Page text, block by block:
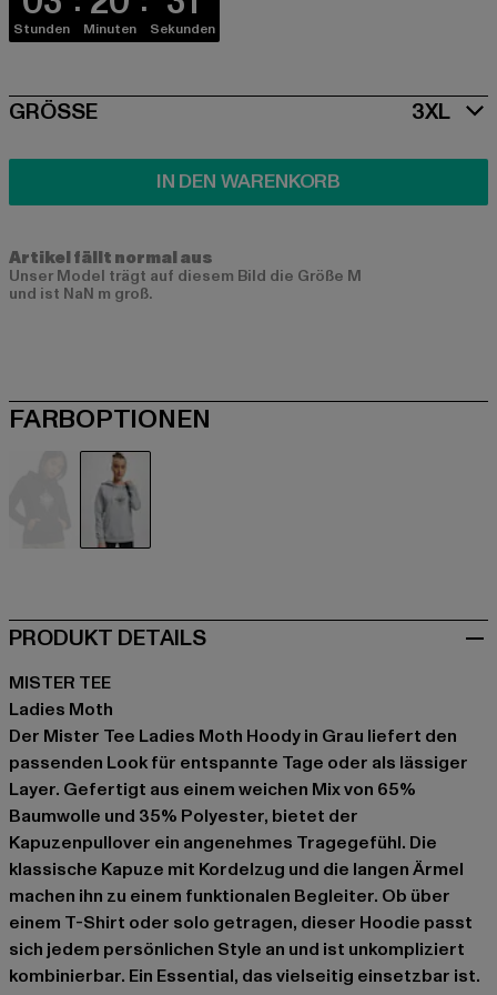
Stunden Minuten Sekunden
SIZE
GRÖSSE 3XL
IN DEN WARENKORB
Artikel fällt normal aus
Unser Model trägt auf diesem Bild die Größe M
und ist NaN m groß.
FARBOPTIONEN
PRODUKT DETAILS
MISTER TEE
Ladies Moth
Der Mister Tee Ladies Moth Hoody in Grau liefert den
passenden Look für entspannte Tage oder als lässiger
Layer. Gefertigt aus einem weichen Mix von 65%
Baumwolle und 35% Polyester, bietet der
Kapuzenpullover ein angenehmes Tragegefühl. Die
klassische Kapuze mit Kordelzug und die langen Ärmel
machen ihn zu einem funktionalen Begleiter. Ob über
einem T-Shirt oder solo getragen, dieser Hoodie passt
sich jedem persönlichen Style an und ist unkompliziert
kombinierbar. Ein Essential, das vielseitig einsetzbar ist.